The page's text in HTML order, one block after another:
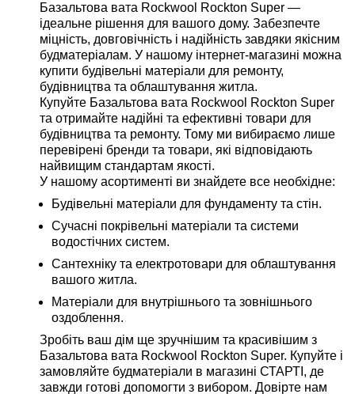
Базальтова вата Rockwool Rockton Super —
ідеальне рішення для вашого дому. Забезпечте
міцність, довговічність і надійність завдяки якісним
будматеріалам. У нашому інтернет-магазині можна
купити будівельні матеріали для ремонту,
будівництва та облаштування житла.
Купуйте Базальтова вата Rockwool Rockton Super
та отримайте надійні та ефективні товари для
будівництва та ремонту. Тому ми вибираємо лише
перевірені бренди та товари, які відповідають
найвищим стандартам якості.
У нашому асортименті ви знайдете все необхідне:
Будівельні матеріали для фундаменту та стін.
Сучасні покрівельні матеріали та системи
водостічних систем.
Сантехніку та електротовари для облаштування
вашого житла.
Матеріали для внутрішнього та зовнішнього
оздоблення.
Зробіть ваш дім ще зручнішим та красивішим з
Базальтова вата Rockwool Rockton Super. Купуйте і
замовляйте будматеріали в магазині СТАРТІ, де
завжди готові допомогти з вибором. Довірте нам